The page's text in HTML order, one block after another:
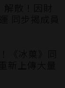
解散！因財
同步揭成員
《冰菓》同
新上傳大量